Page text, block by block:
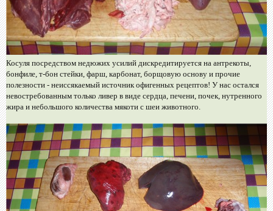
Косуля посредством недюжих усилий дискредитируется на антрекоты,
бонфиле, т-бон стейки, фарш, карбонат, борщовую основу и прочие
полезности - неиссякаемый источник офигенных рецептов! У нас остался
невостребованным только ливер в виде сердца, печени, почек, нутренного
жира и небольшого количества мякоти с шеи животного.